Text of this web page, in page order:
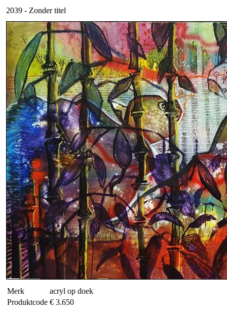
2039 - Zonder titel
Merk
acryl op doek
Produktcode € 3.650